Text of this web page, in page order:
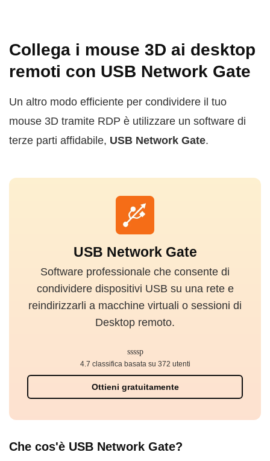
Collega i mouse 3D ai desktop
remoti con USB Network Gate
Un altro modo efficiente per condividere il tuo
mouse 3D tramite RDP è utilizzare un software di
terze parti affidabile, USB Network Gate.
USB Network Gate
Software professionale che consente di
condividere dispositivi USB su una rete e
reindirizzarli a macchine virtuali o sessioni di
Desktop remoto.
Ottieni gratuitamente
4.7 classifica basata su 372 utenti
Che cos'è USB Network Gate?